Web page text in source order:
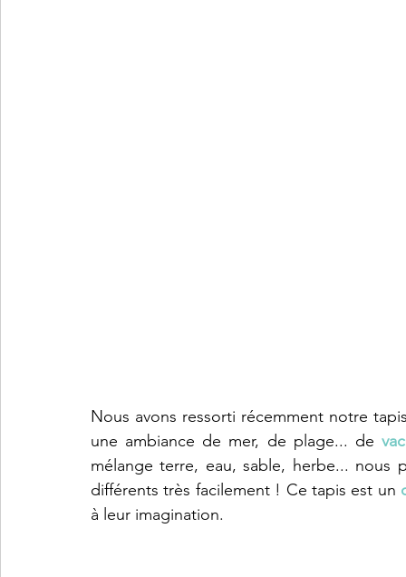
Nous avons ressorti récemment notre
une ambiance de mer, de plage... de
mélange terre, eau, sable, herbe... nous
différents très facilement ! Ce tapis est un
à leur imagination.